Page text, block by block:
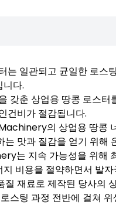
는 일관되고 균일한 로
다.
갖춘 상업용 땅콩 로스
건비가 절감됩니다.
의 상업용 땅콩
맛과 질감을 얻기 위해
는 지속 가능성을 위해
비용을 절약하면서 발
재료로 제작된 당사의
스팅 과정 전반에 걸쳐